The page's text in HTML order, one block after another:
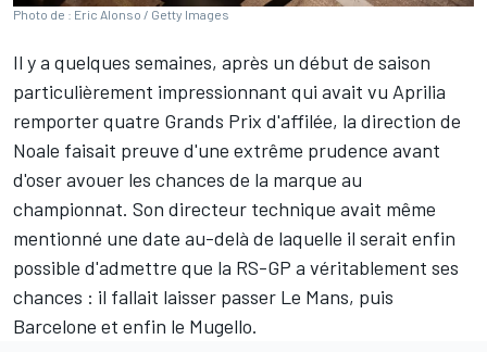
Photo de : Eric Alonso / Getty Images
Il y a quelques semaines, après un début de saison
particulièrement impressionnant qui avait vu Aprilia
remporter quatre Grands Prix d'affilée, la direction de
Noale faisait preuve d'une extrême prudence avant
d'oser avouer les chances de la marque au
championnat. Son directeur technique avait même
mentionné une date au-delà de laquelle il serait enfin
possible d'admettre que la RS-GP a véritablement ses
chances : il fallait laisser passer Le Mans, puis
Barcelone et enfin le Mugello.